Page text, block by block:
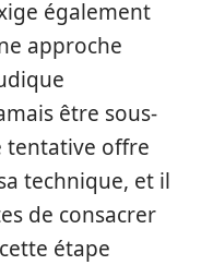
également
approche
être sous-
tentative offre
technique, et il
de consacrer
étape